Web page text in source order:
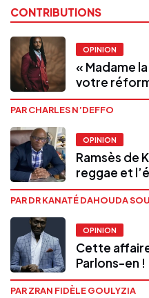
CONTRIBUTIONS
OPINION
« Madame
votre
PAR CHARLES N’DEFFO
OPINION
Ramsès de
reggae et
PAR DR KANATÉ DAHOUDA
OPINION
Cette
Parlons-en !
PAR ZRAN FIDÈLE GOULYZIA